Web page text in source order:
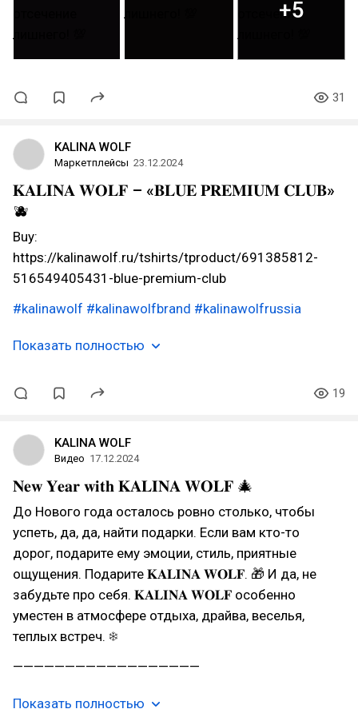
+5
31
KALINA WOLF
Маркетплейсы 23.12.2024
𝐊𝐀𝐋𝐈𝐍𝐀 𝐖𝐎𝐋𝐅 – «𝐁𝐋𝐔𝐄 𝐏𝐑𝐄𝐌𝐈𝐔𝐌 𝐂𝐋𝐔𝐁»
🫐
Buy:
https://kalinawolf.ru/tshirts/tproduct/691385812-
516549405431-blue-premium-club
#kalinawolf #kalinawolfbrand #kalinawolfrussia
Показать полностью
19
KALINA WOLF
Видео 17.12.2024
𝐍𝐞𝐰 𝐘𝐞𝐚𝐫 𝐰𝐢𝐭𝐡 𝐊𝐀𝐋𝐈𝐍𝐀 𝐖𝐎𝐋𝐅 🎄
До Нового года осталось ровно столько, чтобы
успеть, да, да, найти подарки. Если вам кто-то
дорог, подарите ему эмоции, стиль, приятные
ощущения. Подарите 𝐊𝐀𝐋𝐈𝐍𝐀 𝐖𝐎𝐋𝐅. 🎁 И да, не
забудьте про себя. 𝐊𝐀𝐋𝐈𝐍𝐀 𝐖𝐎𝐋𝐅 особенно
уместен в атмосфере отдыха, драйва, веселья,
теплых встреч. ❄
——————————————————
Показать полностью